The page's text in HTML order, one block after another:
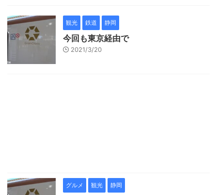
観光 鉄道 静岡
今回も東京経由で
2021/3/20
グルメ 観光 静岡